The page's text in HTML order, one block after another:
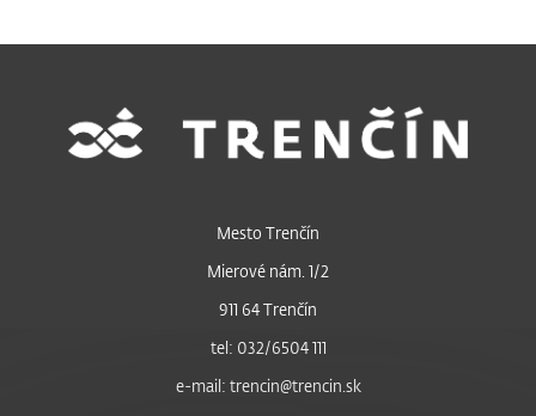
Mesto Trenčín
Mierové nám. 1/2
911 64 Trenčín
tel: 032/6504 111
e-mail: trencin@trencin.sk